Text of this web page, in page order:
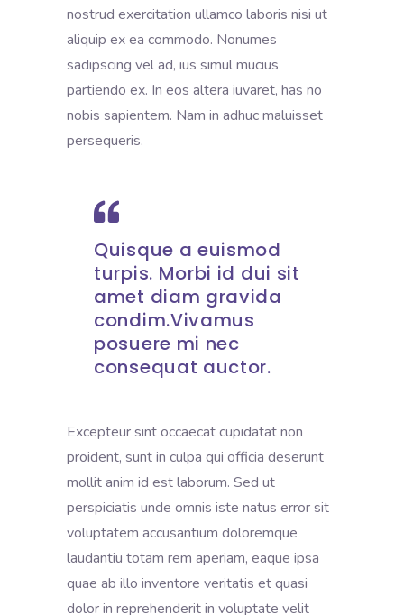
nostrud exercitation ullamco laboris nisi ut
aliquip ex ea commodo. Nonumes
sadipscing vel ad, ius simul mucius
partiendo ex. In eos altera iuvaret, has no
nobis sapientem. Nam in adhuc maluisset
persequeris.
Quisque a euismod
turpis. Morbi id dui sit
amet diam gravida
condim.Vivamus
posuere mi nec
consequat auctor.
Excepteur sint occaecat cupidatat non
proident, sunt in culpa qui officia deserunt
mollit anim id est laborum. Sed ut
perspiciatis unde omnis iste natus error sit
voluptatem accusantium doloremque
laudantiu totam rem aperiam, eaque ipsa
quae ab illo inventore veritatis et quasi
dolor in reprehenderit in voluptate velit